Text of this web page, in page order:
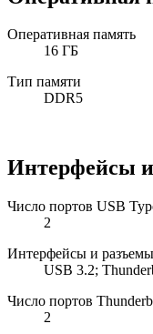
Оперативная память
16 ГБ
Тип памяти
DDR5
Интерфейсы
Число портов USB
2
Интерфейсы и разъемы
USB 3.2;
Число портов
2